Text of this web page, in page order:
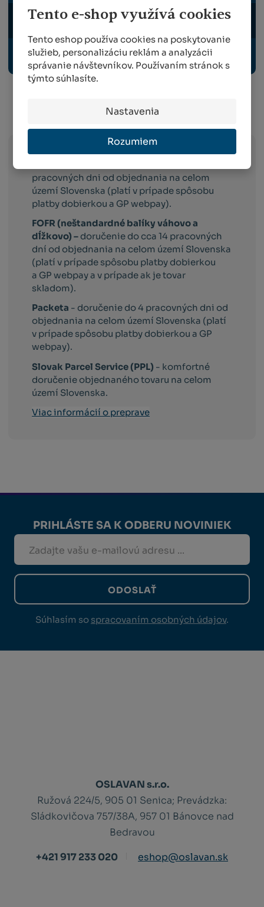
Tento e-shop využívá cookies
Tento eshop používa cookies na poskytovanie
služieb, personalizáciu reklám a analyzácii
správanie návštevníkov. Používaním stránok s
týmto súhlasíte.
Nastavenia
Rozumiem
VODU AKUMULUJÚCE LÁTKY
EKOLOGICKÉ ČISTENIE VODY A ODPADOV
Info o preprave:
pracovných dni od objednania na celom
území Slovenska (platí v prípade spôsobu
platby dobierkou a GP webpay).
FOFR (neštandardné balíky váhovo a
dĺžkovo) – doručenie do cca 14 pracovných
dní od objednania na celom území Slovenska
(platí v prípade spôsobu platby dobierkou
a GP webpay a v prípade ak je tovar
skladom).
Packeta - doručenie do 4 pracovných dni od
objednania na celom území Slovenska (platí
v prípade spôsobu platby dobierkou a GP
webpay).
Slovak Parcel Service (PPL) - komfortné
doručenie objednaného tovaru na celom
území Slovenska.
Viac informácií o preprave
PRIHLÁSTE SA K ODBERU NOVINIEK
ODOSLAŤ
Súhlasím so spracovaním osobných údajov.
OSLAVAN s.r.o.
Ružová 224/5, 905 01 Senica; Prevádzka:
Sládkovičova 757/38A, 957 01 Bánovce nad
Bedravou
+421 917 233 020
eshop@oslavan.sk